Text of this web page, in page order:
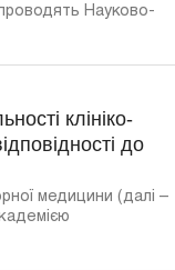
Науково-
клініко-
до
медицини (далі –